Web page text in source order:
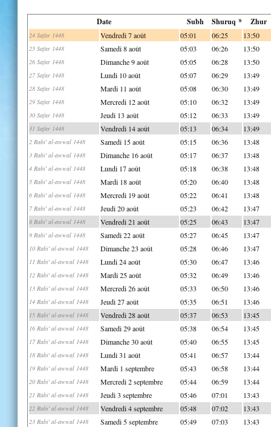
Date Subh Shuruq * Zhur
24 Safar 1448 Vendredi 7 août 05:01 06:25 13:50
25 Safar 1448 Samedi 8 août 05:03 06:26 13:50
26 Safar 1448 Dimanche 9 août 05:05 06:28 13:50
27 Safar 1448 Lundi 10 août 05:07 06:29 13:49
28 Safar 1448 Mardi 11 août 05:08 06:30 13:49
29 Safar 1448 Mercredi 12 août 05:10 06:32 13:49
30 Safar 1448 Jeudi 13 août 05:12 06:33 13:49
31 Safar 1448 Vendredi 14 août 05:13 06:34 13:49
2 Rabi' al-awwal 1448 Samedi 15 août 05:15 06:36 13:48
3 Rabi' al-awwal 1448 Dimanche 16 août 05:17 06:37 13:48
4 Rabi' al-awwal 1448 Lundi 17 août 05:18 06:38 13:48
5 Rabi' al-awwal 1448 Mardi 18 août 05:20 06:40 13:48
6 Rabi' al-awwal 1448 Mercredi 19 août 05:22 06:41 13:48
7 Rabi' al-awwal 1448 Jeudi 20 août 05:23 06:42 13:47
8 Rabi' al-awwal 1448 Vendredi 21 août 05:25 06:43 13:47
9 Rabi' al-awwal 1448 Samedi 22 août 05:27 06:45 13:47
10 Rabi' al-awwal 1448 Dimanche 23 août 05:28 06:46 13:47
11 Rabi' al-awwal 1448 Lundi 24 août 05:30 06:47 13:46
12 Rabi' al-awwal 1448 Mardi 25 août 05:32 06:49 13:46
13 Rabi' al-awwal 1448 Mercredi 26 août 05:33 06:50 13:46
14 Rabi' al-awwal 1448 Jeudi 27 août 05:35 06:51 13:46
15 Rabi' al-awwal 1448 Vendredi 28 août 05:37 06:53 13:45
16 Rabi' al-awwal 1448 Samedi 29 août 05:38 06:54 13:45
17 Rabi' al-awwal 1448 Dimanche 30 août 05:40 06:55 13:45
18 Rabi' al-awwal 1448 Lundi 31 août 05:41 06:57 13:44
19 Rabi' al-awwal 1448 Mardi 1 septembre 05:43 06:58 13:44
20 Rabi' al-awwal 1448 Mercredi 2 septembre 05:44 06:59 13:44
21 Rabi' al-awwal 1448 Jeudi 3 septembre 05:46 07:01 13:43
22 Rabi' al-awwal 1448 Vendredi 4 septembre 05:48 07:02 13:43
23 Rabi' al-awwal 1448 Samedi 5 septembre 05:49 07:03 13:43